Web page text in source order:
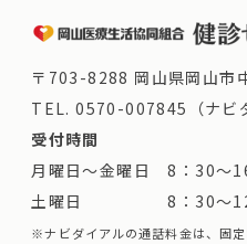
〒703-8288 岡山県岡山市
TEL.0570-007845（ナビ
受付時間
月曜日～金曜日 8：30～
土曜日 8：30～12
※ナビダイアルの通話料金は、固